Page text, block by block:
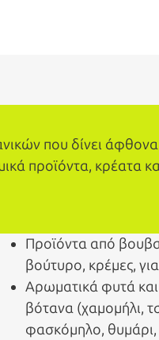
που δίνει
προϊόντα, κρέατα
Προϊόντα από
βούτυρο, κρέμες,
Αρωματικά φυτά
βότανα (χαμομήλι,
φασκόμηλο,